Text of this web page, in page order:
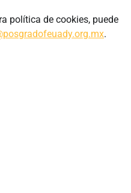
política de cookies, puede
.